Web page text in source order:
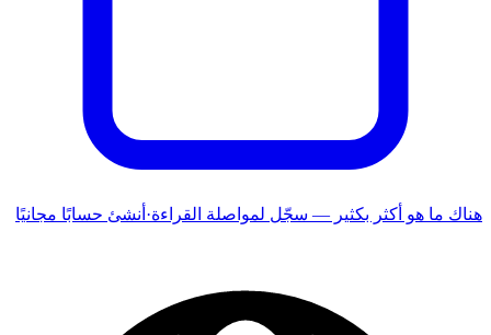
هناك ما هو أكثر بكثير — سجّل لمواصلة القراءة· أنشئ حسابًا مجانيًا